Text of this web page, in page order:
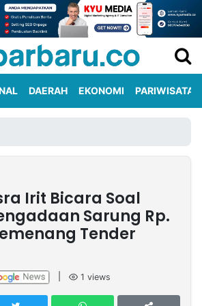
DAERAH EKONOMI PARIWISATA
Irit Bicara Soal
Sarung Rp.
Tender
1 views